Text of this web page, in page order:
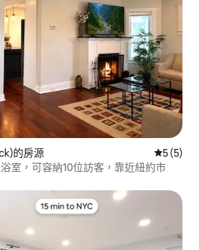
的房源 從 5 則評
5 (5)
室，可容納10位訪客，靠近紐約市